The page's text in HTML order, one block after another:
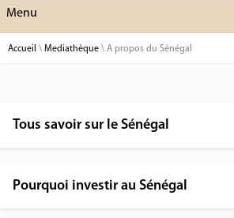
Menu
Accueil \ Mediathèque \ A propos du Sénégal
Tous savoir sur le Sénégal
Pourquoi investir au Sénégal